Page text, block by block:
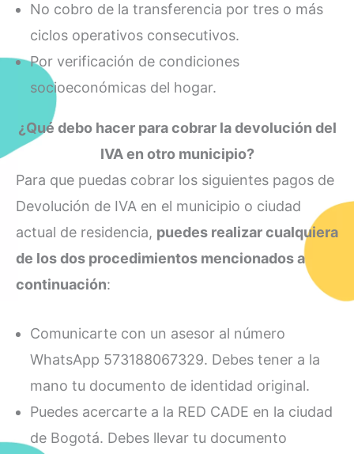
No cobro de la transferencia por tres o más
ciclos operativos consecutivos.
Por verificación de condiciones
socioeconómicas del hogar.
¿Qué debo hacer para cobrar la devolución del
IVA en otro municipio?
Para que puedas cobrar los siguientes pagos de
Devolución de IVA en el municipio o ciudad
actual de residencia, puedes realizar cualquiera
de los dos procedimientos mencionados a
continuación:
Comunicarte con un asesor al número
WhatsApp 573188067329. Debes tener a la
mano tu documento de identidad original.
Puedes acercarte a la RED CADE en la ciudad
de Bogotá. Debes llevar tu documento